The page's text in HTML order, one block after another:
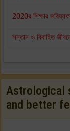
2020র শিক্ষার
সন্তান ও বিবাহিত
Astrological
and better